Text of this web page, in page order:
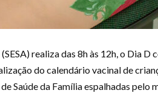
realiza das 8h às 12h, o Dia
do calendário vacinal de
Saúde da Família espalhadas pelo